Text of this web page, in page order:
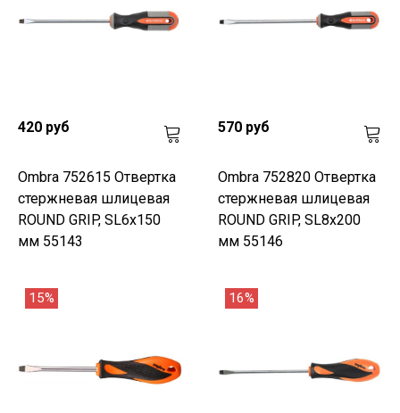
420 руб
Ombra 752615 Отвертка
стержневая шлицевая
ROUND GRIP, SL6x150
мм 55143
570 руб
Ombra 752820 Отвертка
стержневая шлицевая
ROUND GRIP, SL8x200
мм 55146
15% 16%